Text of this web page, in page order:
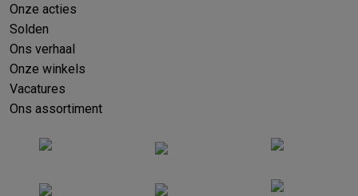
Onze acties
Solden
Ons verhaal
Onze winkels
Vacatures
Ons assortiment